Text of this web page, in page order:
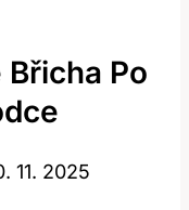
Po
11. 2025